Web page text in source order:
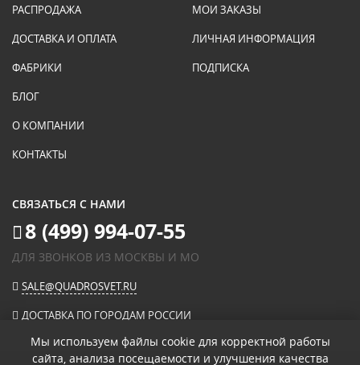
РАСПРОДАЖА
ДОСТАВКА И ОПЛАТА
ФАБРИКИ
БЛОГ
О КОМПАНИИ
КОНТАКТЫ
МОИ ЗАКАЗЫ
ЛИЧНАЯ ИНФОРМАЦИЯ
ПОДПИСКА
СВЯЗАТЬСЯ С НАМИ
8 (499) 994-07-55
ДЛЯ ЗВОНКОВ ИЗ МОСКВЫ И МО
SALE@QUADROSVET.RU
ДОСТАВКА ПО ГОРОДАМ РОССИИ
Мы используем файлы cookie для корректной работы
сайта, анализа посещаемости и улучшения качества